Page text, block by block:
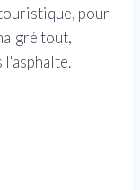
pour
tout,
l'asphalte.